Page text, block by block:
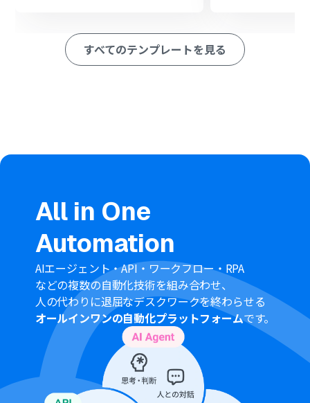
Webflowのトリガー設定では、通知のきっかけとしたい
サイトIDおよびコレクションIDを任意で設定してくださ
■注意事項
間隔を選択できます。
プランによって最短の起動間隔が異なりますので、ご注意
ください。
分岐はパーソナルプラン以上のプランでご利用いただけ
る機能（オペレーション）となっております。フリープラ
ンの場合は設定しているフローボットのオペレーション
はエラーとなりますので、ご注意ください。
パーソナルプランなどの有料プランは、2週間の無料トラ
イアルを行うことが可能です。無料トライアル中には制限
対象のアプリや機能（オペレーション）を使用すること
ができます。詳しくは、料金プラン
のページをご参照くだ
さい。
すべてのテンプレートを見る
All in One
Automation
AIエージェント・API・ワークフロー・RPA
などの複数の自動化技術を組み合わせ、
人の代わりに退屈なデスクワークを終わらせる
オールインワンの自動化プラットフォームです。